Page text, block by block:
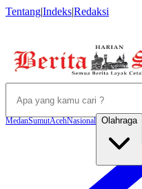
Tentang|Indeks|Redaksi
MedanSumutAcehNasional Olahraga